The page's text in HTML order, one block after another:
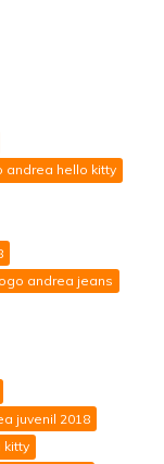
andrea hello kitty
andrea jeans
juvenil 2018
kitty